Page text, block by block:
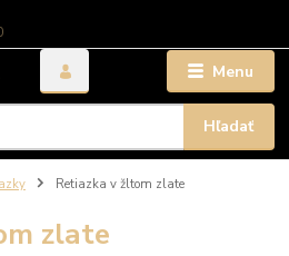
Menu
Hľadať
Retiazka v žltom zlate
zlate